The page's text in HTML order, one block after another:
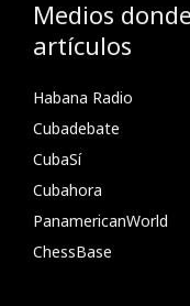
Medios
artículos
Habana Radio
Cubadebate
CubaSí
Cubahora
PanamericanWorld
ChessBase